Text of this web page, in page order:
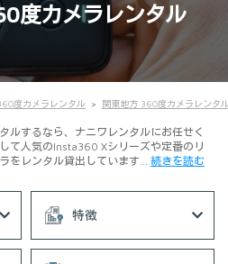
度カメラレンタル
度カメラレンタル 関東地方 360度カメラレンタ
ルするなら、ナニワレンタルにお任せく
て人気のInsta360 Xシリーズや定番のリ
をレンタル貸出しています… 続きを読む
特徴